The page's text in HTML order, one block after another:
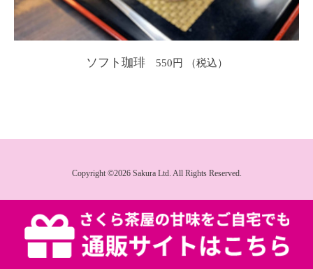
ソフト珈琲 550円
Copyright ©2026 Sakura Ltd. All Rights Reserved.